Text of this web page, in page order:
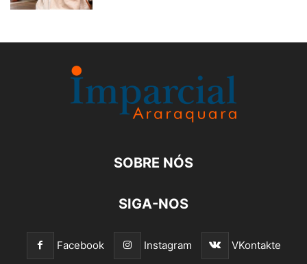
SOBRE NÓS
SIGA-NOS
Facebook Instagram VKontakte